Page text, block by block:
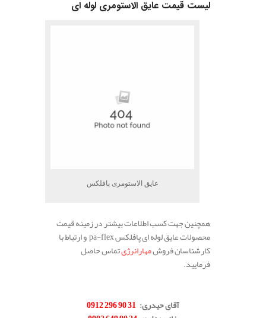
لیست قیمت عایق الاستومری لوله ای
عایق الاستومری پافلکس
همچنین جهت کسب اطلاعات بیشتر در زمینه قیمت
محصولات عایق لوله ای پافلکس pa-flex و ارتباط با
کارشناسان فروشمهارانرژیتماس حاصل
فرمایید.
آقای حیدری: 31 90 296 0912